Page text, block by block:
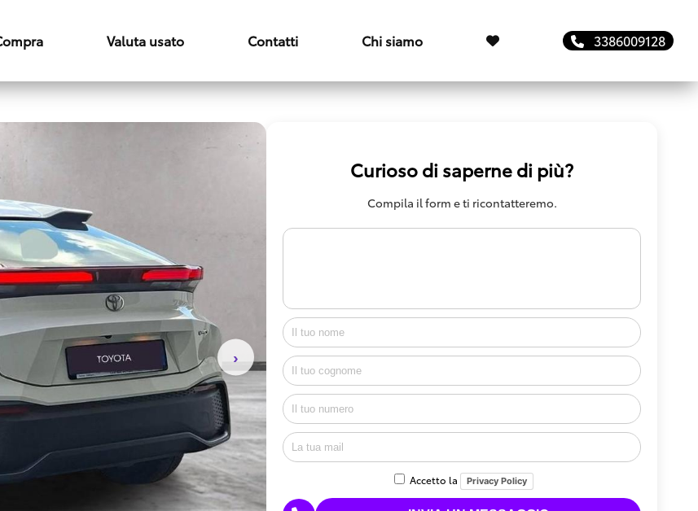
Valuta usato Contatti Chi siamo 3386009128
Curioso di saperne di più?
Compila il form e ti ricontatteremo.
Accetto la Privacy Policy